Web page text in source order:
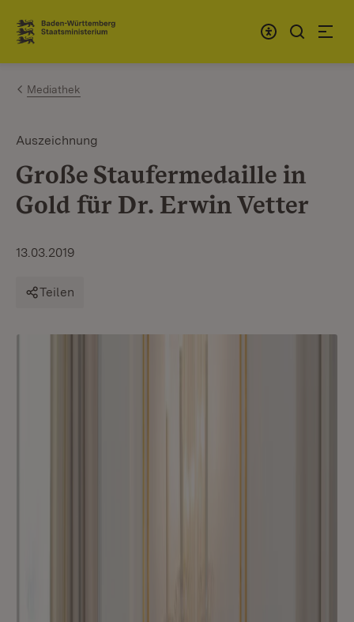
Zum Inhalt springen
Link zur Startseite
Mediathek
Auszeichnung
Große Staufermedaille in
Gold für Dr. Erwin Vetter
13.03.2019
Teilen